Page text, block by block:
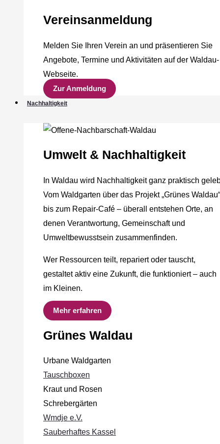
Vereinsanmeldung
Melden Sie Ihren Verein an und präsentieren Sie
Angebote, Termine und Aktivitäten auf der Waldau-
Webseite.
Zur Anmeldung
Nachhaltigkeit
Umwelt & Nachhaltigkeit
In Waldau wird Nachhaltigkeit ganz praktisch
Vom Waldgarten über das Projekt „Grünes Waldau“
bis zum Repair-Café – überall entstehen Orte, an
denen Verantwortung, Gemeinschaft und
Umweltbewusstsein zusammenfinden.
Wer Ressourcen teilt, repariert oder tauscht,
gestaltet aktiv eine Zukunft, die funktioniert – auch
im Kleinen.
Mehr erfahren
Grünes Waldau
Urbane Waldgarten
Tauschboxen
Kraut und Rosen
Schrebergärten
Wmdje e.V.
Sauberhaftes Kassel